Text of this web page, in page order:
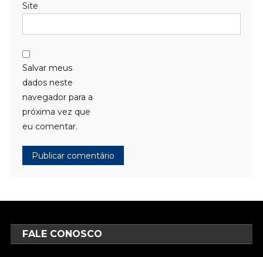
Site
Salvar meus
dados neste
navegador para a
próxima vez que
eu comentar.
FALE CONOSCO